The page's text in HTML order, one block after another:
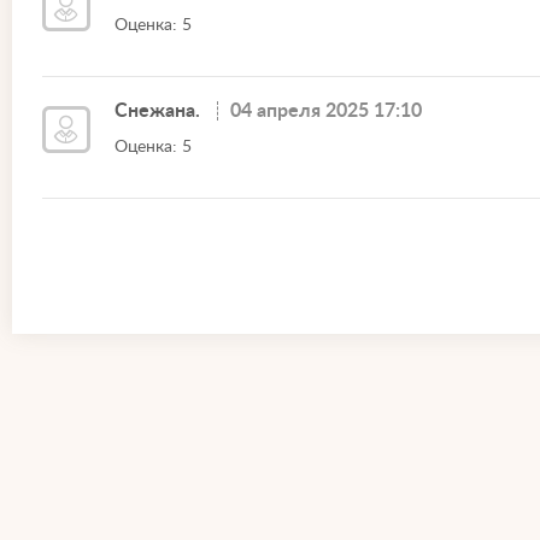
Оценка: 5
Снежана. 04 апреля 2025 17:10
Оценка: 5